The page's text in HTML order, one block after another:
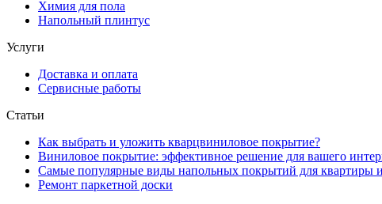
Химия для пола
Напольный плинтус
Услуги
Доставка и оплата
Сервисные работы
Статьи
Как выбрать и уложить кварцвиниловое покрытие?
Виниловое покрытие: эффективное решение для вашего
Самые популярные виды напольных покрытий для квартиры
Ремонт паркетной доски